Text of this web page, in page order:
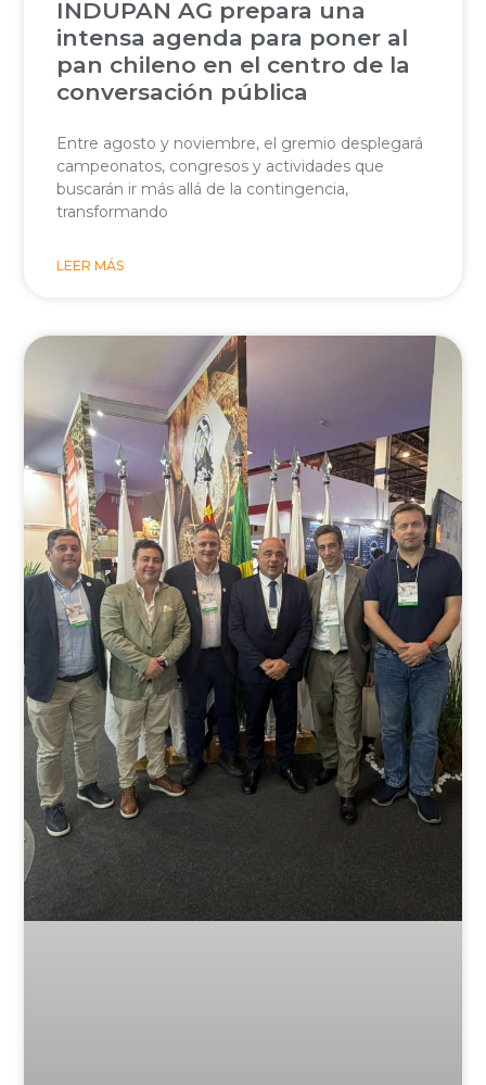
INDUPAN AG prepara una
intensa agenda para poner al
pan chileno en el centro de la
conversación pública
Entre agosto y noviembre, el gremio desplegará
campeonatos, congresos y actividades que
buscarán ir más allá de la contingencia,
transformando
LEER MÁS